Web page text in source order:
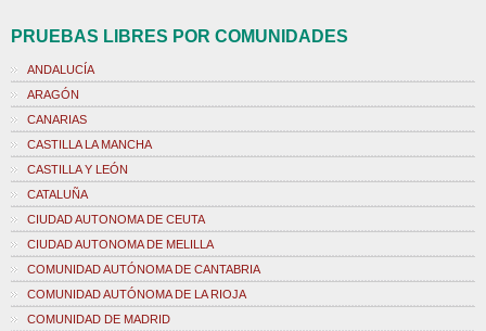
PRUEBAS LIBRES POR COMUNIDADES
ANDALUCÍA
ARAGÓN
CANARIAS
CASTILLA LA MANCHA
CASTILLA Y LEÓN
CATALUÑA
CIUDAD AUTONOMA DE CEUTA
CIUDAD AUTONOMA DE MELILLA
COMUNIDAD AUTÓNOMA DE CANTABRIA
COMUNIDAD AUTÓNOMA DE LA RIOJA
COMUNIDAD DE MADRID